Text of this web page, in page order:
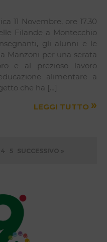
11 Novembre, ore 17.30
Filande a Montecchio
gli alunni e le
Manzoni per una serata
e al prezioso lavoro
alimentare a
che ha […]
LEGGI TUTTO »
4 5 SUCCESSIVO »